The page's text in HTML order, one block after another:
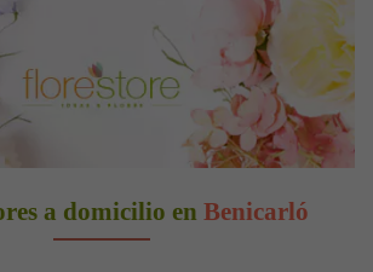
a domicilio en Benicarló